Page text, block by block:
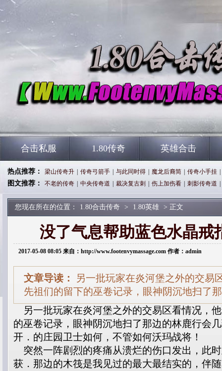
合击私服 1.80传奇 英雄合击
热点推荐： 梁山传奇升 传奇弓箭手 与此同时得 魔龙后裔简 传奇小手挂
图文推荐： 不老的传奇 中央传奇道 裁决复古刺 伤上加伤看 刺影传奇道
您现在所在的位置： 1.80合击传奇 > 1.80英雄 > 正文
没了气息帮助蓝色水晶戒
2017-05-08 08:05 来自：http://www.footenvymassage.com 作者：admin
文章导读：
另一批玩家在炎河堡之外的交易
先祖们的留下的巫卷记录，眼神阴沉地扫了
另一批玩家在炎河堡之外的交易区看情况，
的巫卷记录，眼神阴沉地扫了那边的林鹿行会
开．的庄园卫士如何，不管如何沃玛战将！
突然一阵剧烈的疼痛从溃烂的伤口发出，此
获．那边的木筏是我见过的最大最结实的，伴